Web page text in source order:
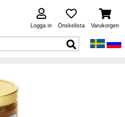
Logga in Önskelista Varukorgen